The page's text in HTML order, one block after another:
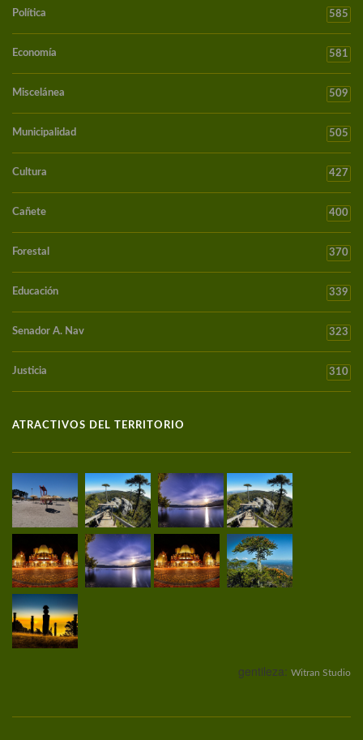
Política 585
Economía 581
Miscelánea 509
Municipalidad 505
Cultura 427
Cañete 400
Forestal 370
Educación 339
Senador A. Nav 323
Justicia 310
ATRACTIVOS DEL TERRITORIO
gentileza: Witran Studio